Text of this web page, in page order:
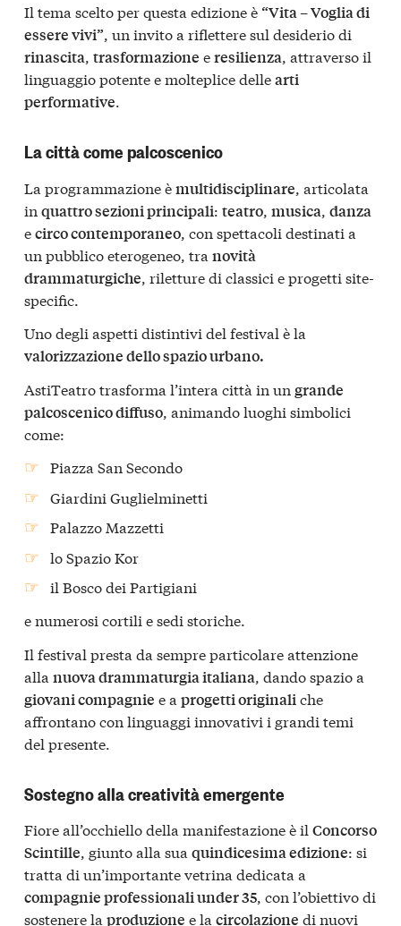
Il tema scelto per questa edizione è “Vita – Voglia di
essere vivi”, un invito a riflettere sul desiderio di
rinascita, trasformazione eresilienza, attraverso il
linguaggio potente e molteplice dellearti
performative.
La città come palcoscenico
La programmazione èmultidisciplinare , articolata
in quattro sezioni principali: teatro musica danza
ecirco contemporaneo , con spettacoli destinati a
un pubblico eterogeneo, tra novità
drammaturgiche , riletture di classici e progetti site-
specific.
Uno degli aspetti distintivi del festival è la
valorizzazione dello spazio urbano.
AstiTeatro trasforma l’intera città in un grande
palcoscenico diffuso, animando luoghi simbolici
come:
Piazza San Secondo
Giardini Guglielminetti
Palazzo Mazzetti
lo Spazio Kor
il Bosco dei Partigiani
e numerosi cortili e sedi storiche.
Il festival presta da sempre particolare attenzione
alla nuova drammaturgia italiana, dando spazio a
giovani compagnie e a progetti originaliche
affrontano con linguaggi innovativi i grandi temi
del presente.
Sostegno alla creatività emergente
Fiore all’occhiello della manifestazione è il Concorso
Scintille, giunto alla sua quindicesima edizione: si
tratta di un’importante vetrina dedicata a
compagnie professionali under 35, con l’obiettivo di
sostenere la produzione e la circolazione di nuovi